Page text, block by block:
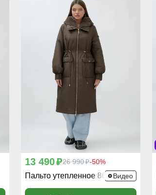
13 490p26 990p-50%
Пальто утепленное 8628KВидео